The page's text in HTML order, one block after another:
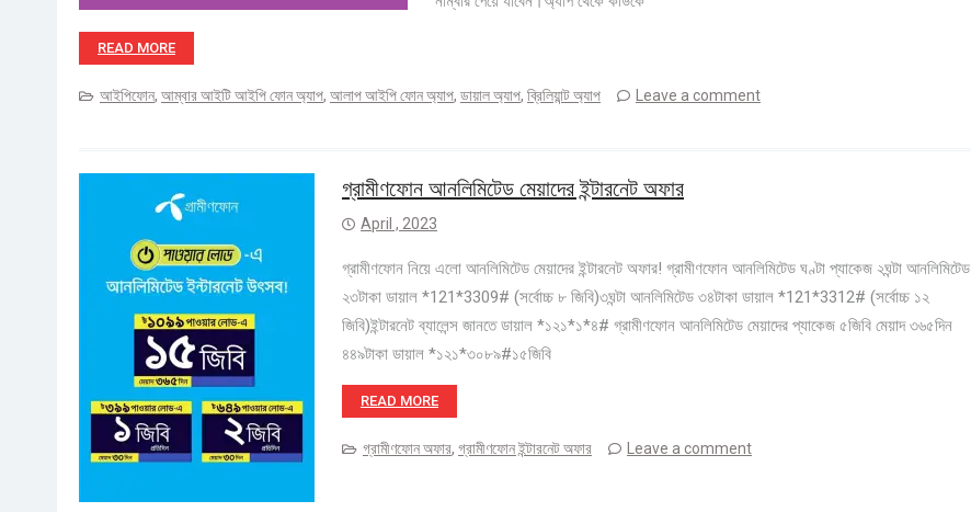
READ MORE
আইপিফোন, আম্বার আইটি আইপি ফোন অ্যাপ, আলাপ আইপি ফোন অ্যাপ, ডায়াল অ্যাপ, ব্রিলিয়ান্ট অ্যাপ Leave a comment
গ্রামীণফোন আনলিমিটেড মেয়াদের ইন্টারনেট অফার
April , 2023
গ্রামীণফোন নিয়ে এলো আনলিমিটেড মেয়াদের ইন্টারনেট অফার! গ্রামীণফোন আনলিমিটেড ঘণ্টা প্যাকেজ ২ঘন্টা আনলিমিটেড
২৩টাকা ডায়াল *121*3309# (সর্বোচ্চ ৮ জিবি)৩ঘন্টা আনলিমিটেড ৩৪টাকা ডায়াল *121*3312# (সর্বোচ্চ ১২
জিবি)ইন্টারনেট ব্যালেন্স জানতে ডায়াল *১২১*১*৪# গ্রামীণফোন আনলিমিটেড মেয়াদের প্যাকেজ ৫জিবি মেয়াদ ৩৬৫দিন
৪৪৯টাকা ডায়াল *১২১*৩০৮৯#১৫জিবি
READ MORE
গ্রামীণফোন অফার, গ্রামীণফোন ইন্টারনেট অফার Leave a comment